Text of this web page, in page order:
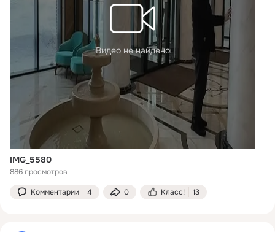
Видео не найдено
IMG_5580
886 просмотров
Комментарии 4 0 Класс! 13